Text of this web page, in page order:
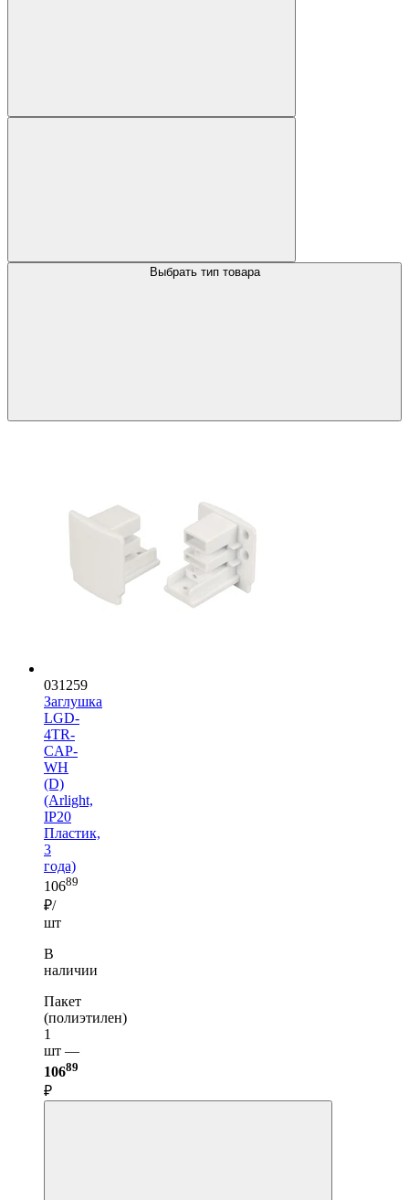
Выбрать тип товара
031259
Заглушка
LGD-
4TR-
CAP-
WH
(D)
(Arlight,
IP20
Пластик,
3
года)
10689
₽/
шт
В
наличии
Пакет
(полиэтилен)
1
шт —
10689
₽